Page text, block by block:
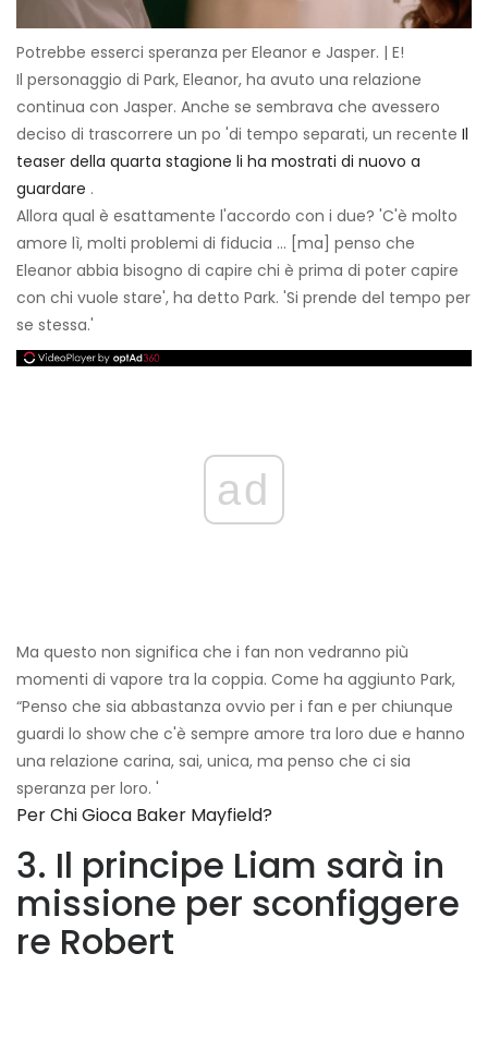
Potrebbe esserci speranza per Eleanor e Jasper. | E!
Il personaggio di Park, Eleanor, ha avuto una relazione
continua con Jasper. Anche se sembrava che avessero
deciso di trascorrere un po 'di tempo separati, un recente Il
teaser della quarta stagione li ha mostrati di nuovo a
guardare .
Allora qual è esattamente l'accordo con i due? 'C'è molto
amore lì, molti problemi di fiducia ... [ma] penso che
Eleanor abbia bisogno di capire chi è prima di poter capire
con chi vuole stare', ha detto Park. 'Si prende del tempo per
se stessa.'
ad
Ma questo non significa che i fan non vedranno più
momenti di vapore tra la coppia. Come ha aggiunto Park,
“Penso che sia abbastanza ovvio per i fan e per chiunque
guardi lo show che c'è sempre amore tra loro due e hanno
una relazione carina, sai, unica, ma penso che ci sia
speranza per loro. '
Per Chi Gioca Baker Mayfield?
3. Il principe Liam sarà in
missione per sconfiggere
re Robert